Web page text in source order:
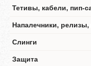
Тетивы, кабели, пип-
Напалечники, релизы,
Слинги
Защита